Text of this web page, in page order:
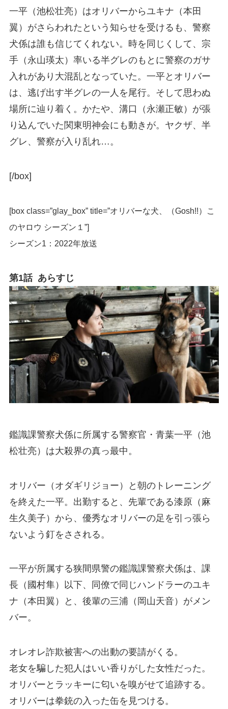
一平（池松壮亮）はオリバーからユキナ（本田
翼）がさらわれたという知らせを受けるも、警察
犬係は誰も信じてくれない。時を同じくして、宗
手（永山瑛太）率いる半グレのもとに警察のガサ
入れがあり大混乱となっていた。一平とオリバー
は、逃げ出す半グレの一人を尾行。そして思わぬ
場所に辿り着く。かたや、溝口（永瀬正敏）が張
り込んでいた関東明神会にも動きが。ヤクザ、半
グレ、警察が入り乱れ…。
[/box]
[box class=”glay_box” title=”オリバーな犬、（Gosh!!）こ
のヤロウ シーズン１”]
シーズン1：2022年放送
第1話 あらすじ
鑑識課警察犬係に所属する警察官・青葉一平（池
松壮亮）は大殺界の真っ最中。
オリバー（オダギリジョー）と朝のトレーニング
を終えた一平。出勤すると、先輩である漆原（麻
生久美子）から、優秀なオリバーの足を引っ張ら
ないよう釘をさされる。
一平が所属する狭間県警の鑑識課警察犬係は、課
長（國村隼）以下、同僚で同じハンドラーのユキ
ナ（本田翼）と、後輩の三浦（岡山天音）がメン
バー。
オレオレ詐欺被害への出動の要請がくる。
老女を騙した犯人はいい香りがした女性だった。
オリバーとラッキーに匂いを嗅がせて追跡する。
オリバーは拳銃の入った缶を見つける。